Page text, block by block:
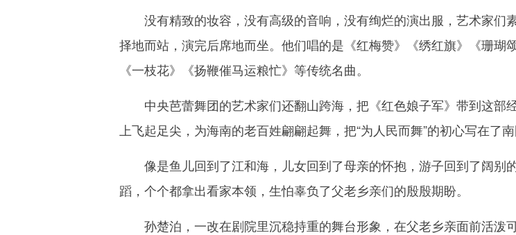
没有精致的妆容，没有高级的音响，没有绚烂的演出服，艺术家们
择地而站，演完后席地而坐。他们唱的是《红梅赞》《绣红旗》《珊瑚
《一枝花》《扬鞭催马运粮忙》等传统名曲。
中央芭蕾舞团的艺术家们还翻山跨海，把《红色娘子军》带到这部
上飞起足尖，为海南的老百姓翩翩起舞，把“为人民而舞”的初心写在了南
像是鱼儿回到了江和海，儿女回到了母亲的怀抱，游子回到了阔别
蹈，个个都拿出看家本领，生怕辜负了父老乡亲们的殷殷期盼。
孙楚泊，一改在剧院里沉稳持重的舞台形象，在父老乡亲面前活泼